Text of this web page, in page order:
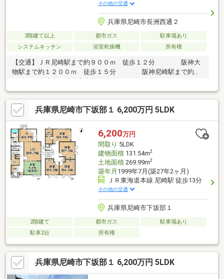
その他の交通
兵庫県尼崎市長洲西通２
3階建て以上 都市ガス
駐車場あり
システムキッチン
浴室乾燥機 所有権
【交通】ＪＲ尼崎駅まで約９００ｍ 徒歩１２分 阪神大
物駅まで約１２００ｍ 徒歩１５分 阪神尼崎駅まで約１
㎡）◆建物面積：２１４．３０㎡◆間取り：１ＬＤＫ＋３Ｌ・Ｄ
Ｋ◆北・南向き２面バルコニー◆オール電化◆駐車場あり（駐車
可能な車両は車種によります）◆間口：北側約１４．１ｍ 西側
約８．２ｍ◆前面道路：北側公道幅員約７．０ｍ 西側公道幅員
約５．２ｍ◆平坦な立地のため自転車での移動も便利です。◆１
階部分を事務所にして事務所兼自宅としてのご利用も可能です！
兵庫県尼崎市下坂部１ 6,200万円 5LDK
6,200万円
間取り 5LDK
建物面積131.54m2
土地面積269.99m2
築年月 1999年7月(築27年2ヶ月)
ＪＲ東海道本線 尼崎駅 徒歩13分
その他の交通
兵庫県尼崎市下坂部１
2階建て 都市ガス
駐車場あり
駐車2台
所有権
兵庫県尼崎市下坂部１ 6,200万円 5LDK